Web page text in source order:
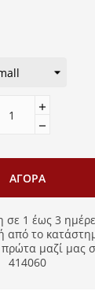
ΑΓΟΡΆ
1 έως 3
από το
μαζί μας
414060